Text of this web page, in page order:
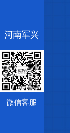
河南军兴
微信客服